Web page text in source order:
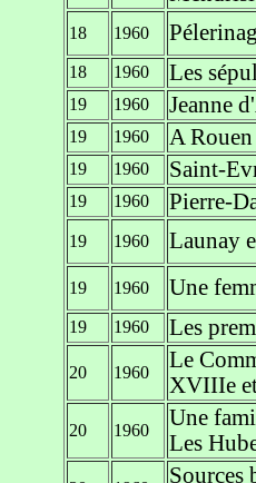
18 1960
18 1960 Les
19 1960 Jeanne
19 1960 A
19 1960 Saint-
19 1960 Pierre-
19 1960 Launay
19 1960 Une
19 1960 Les
20 1960
Le
XVIIIe
20 1960
Une
Les
Sources